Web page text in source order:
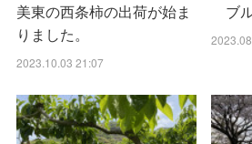
美東の西条柿の出荷が始ま
りました。
2023.10.03 21:07
ブ